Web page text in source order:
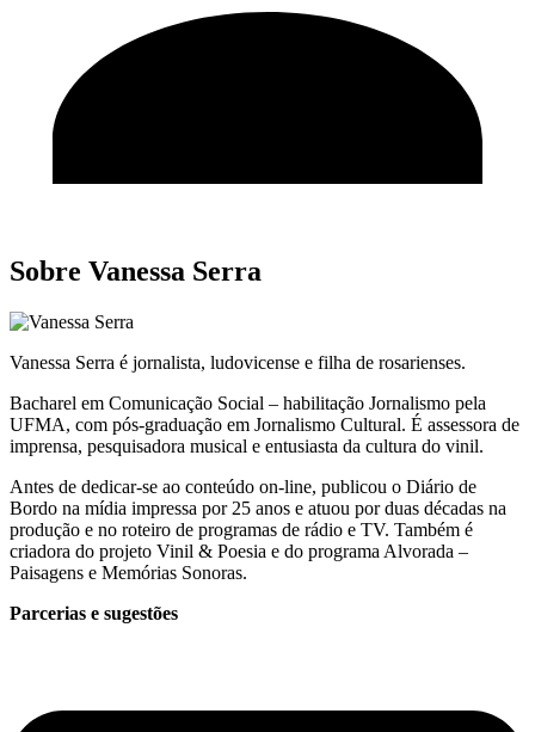
Sobre Vanessa Serra
Vanessa Serra é jornalista, ludovicense e filha de rosarienses.
Bacharel em Comunicação Social – habilitação Jornalismo pela
UFMA, com pós-graduação em Jornalismo Cultural. É assessora de
imprensa, pesquisadora musical e entusiasta da cultura do vinil.
Antes de dedicar-se ao conteúdo on-line, publicou o Diário de
Bordo na mídia impressa por 25 anos e atuou por duas décadas na
produção e no roteiro de programas de rádio e TV. Também é
criadora do projeto Vinil & Poesia e do programa Alvorada –
Paisagens e Memórias Sonoras.
Parcerias e sugestões